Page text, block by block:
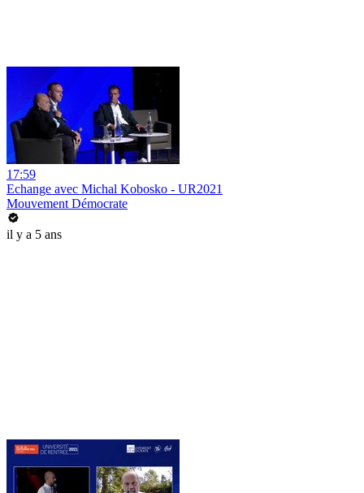
17:59
Echange avec Michal Kobosko - UR2021
Mouvement Démocrate
il y a 5 ans